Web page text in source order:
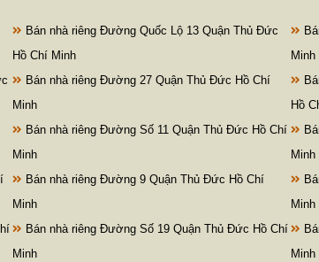
Bán nhà riêng Đường Quốc Lộ 13 Quận Thủ Đức
Hồ Chí Minh
Minh
Bán nhà riêng Đường 27 Quận Thủ Đức Hồ Chí
Minh
Hồ
Bán nhà riêng Đường Số 11 Quận Thủ Đức Hồ Chí
Minh
Minh
Bán nhà riêng Đường 9 Quận Thủ Đức Hồ Chí
Minh
Minh
Bán nhà riêng Đường Số 19 Quận Thủ Đức Hồ Chí
Minh
Minh